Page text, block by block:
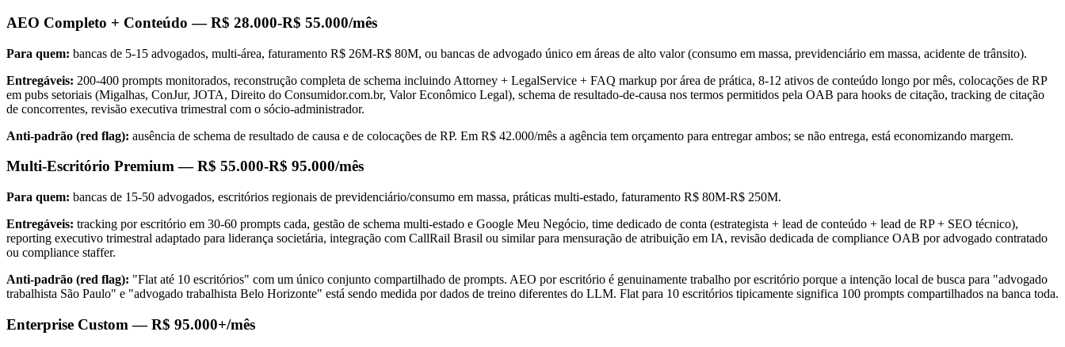
AEO Completo + Conteúdo — R$ 28.000-R$ 55.000/mês
Para quem: bancas de 5-15 advogados, multi-área, faturamento R$ 26M-R$ 80M, ou bancas de advogado único em áreas de alto valor (consumo em massa, previdenciário em massa, acidente de trânsito).
Entregáveis: 200-400 prompts monitorados, reconstrução completa de schema incluindo Attorney + LegalService + FAQ markup por área de prática, 8-12 ativos de conteúdo longo por mês, colocações de RP
em pubs setoriais (Migalhas, ConJur, JOTA, Direito do Consumidor.com.br, Valor Econômico Legal), schema de resultado-de-causa nos termos permitidos pela OAB para hooks de citação, tracking de citação
de concorrentes, revisão executiva trimestral com o sócio-administrador.
Anti-padrão (red flag): ausência de schema de resultado de causa e de colocações de RP. Em R$ 42.000/mês a agência tem orçamento para entregar ambos; se não entrega, está economizando margem.
Multi-Escritório Premium — R$ 55.000-R$ 95.000/mês
Para quem: bancas de 15-50 advogados, escritórios regionais de previdenciário/consumo em massa, práticas multi-estado, faturamento R$ 80M-R$ 250M.
Entregáveis: tracking por escritório em 30-60 prompts cada, gestão de schema multi-estado e Google Meu Negócio, time dedicado de conta (estrategista + lead de conteúdo + lead de RP + SEO técnico),
reporting executivo trimestral adaptado para liderança societária, integração com CallRail Brasil ou similar para mensuração de atribuição em IA, revisão dedicada de compliance OAB por advogado contratado
ou compliance staffer.
Anti-padrão (red flag): "Flat até 10 escritórios" com um único conjunto compartilhado de prompts. AEO por escritório é genuinamente trabalho por escritório porque a intenção local de busca para "advogado
trabalhista São Paulo" e "advogado trabalhista Belo Horizonte" está sendo medida por dados de treino diferentes do LLM. Flat para 10 escritórios tipicamente significa 100 prompts compartilhados na banca toda.
Enterprise Custom — R$ 95.000+/mês